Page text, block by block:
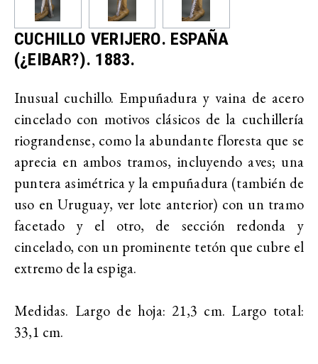
CUCHILLO VERIJERO. ESPAÑA
(¿EIBAR?). 1883.
Inusual cuchillo. Empuñadura y vaina de acero
cincelado con motivos clásicos de la cuchillería
riograndense, como la abundante floresta que se
aprecia en ambos tramos, incluyendo aves; una
puntera asimétrica y la empuñadura (también de
uso en Uruguay, ver lote anterior) con un tramo
facetado y el otro, de sección redonda y
cincelado, con un prominente tetón que cubre el
extremo de la espiga.
Medidas. Largo de hoja: 21,3 cm. Largo total:
33,1 cm.